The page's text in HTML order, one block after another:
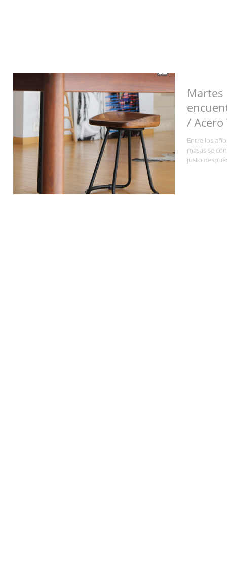
Martes
/
Entre los
masas se
justo